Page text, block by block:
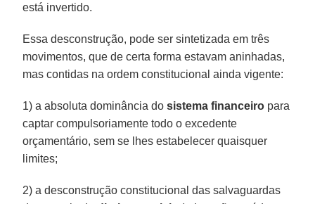
está invertido.
Essa desconstrução, pode ser sintetizada em três
movimentos, que de certa forma estavam aninhadas,
mas contidas na ordem constitucional ainda vigente:
1) a absoluta dominância dosistema financeiro para
captar compulsoriamente todo o excedente
orçamentário, sem se lhes estabelecer quaisquer
limites;
2) a desconstrução constitucional das salvaguardas